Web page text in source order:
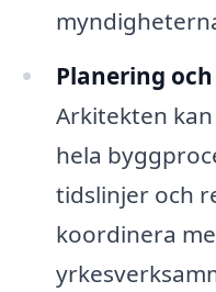
Planering
Arkitekten
hela
tidslinjer och
koordinera